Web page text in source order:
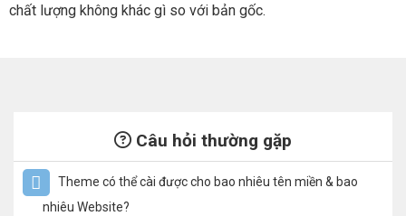
chất lượng không khác gì so với bản gốc.
Câu hỏi thường gặp
Theme có thể cài được cho bao nhiêu tên miền & bao
nhiêu Website?